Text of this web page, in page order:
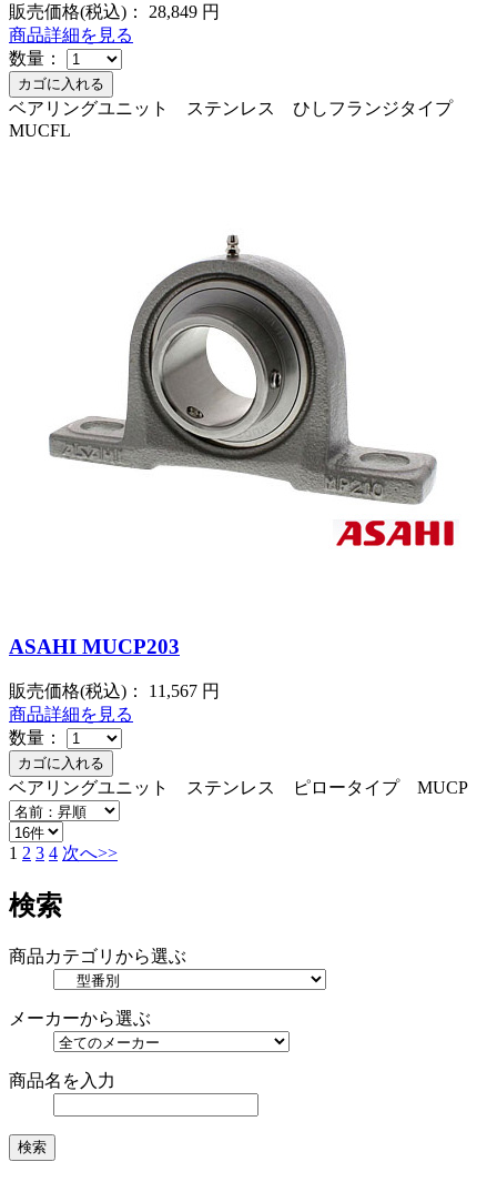
販売価格(税込)： 28,849 円
商品詳細を見る
数量：
ベアリングユニット ステンレス ひしフランジタイプ
MUCFL
ASAHI MUCP203
販売価格(税込)： 11,567 円
商品詳細を見る
数量：
ベアリングユニット ステンレス ピロータイプ MUCP
1 2 3 4 次へ>>
検索
商品カテゴリから選ぶ
メーカーから選ぶ
商品名を入力